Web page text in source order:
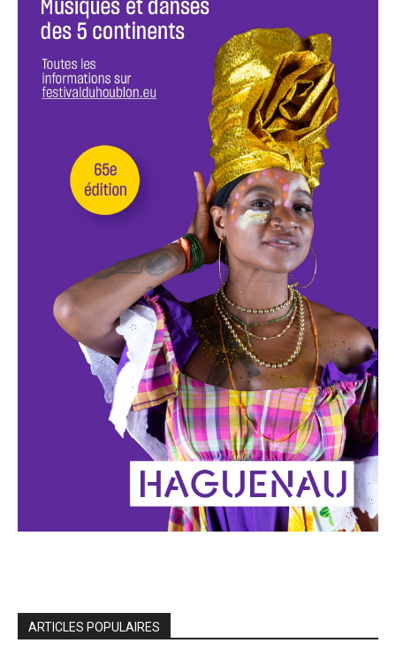
ARTICLES POPULAIRES